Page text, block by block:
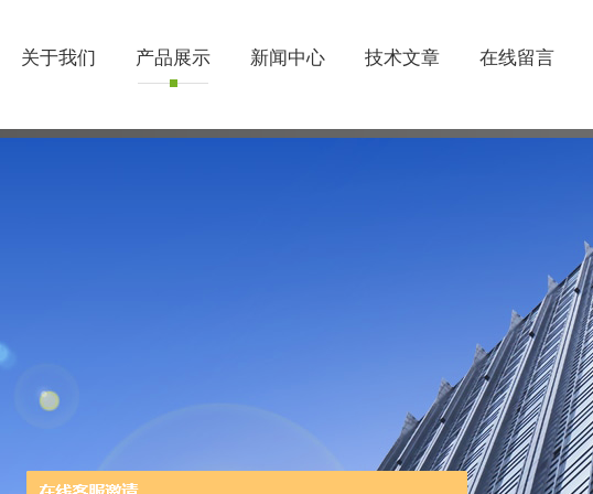
关于我们 产品展示 新闻中心 技术文章 在线留言